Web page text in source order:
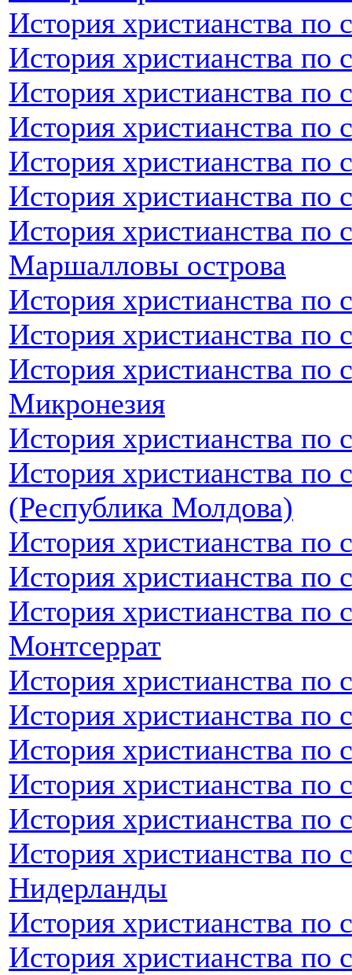
История христианства
История христианства
История христианства
История христианства
История христианства по
История христианства
История христианства по
Маршалловы острова
История христианства по
История христианства
История христианства по
Микронезия
История христианства
История христианства
(Республика Молдова)
История христианства
История христианства
История христианства по
Монтсеррат
История христианства
История христианства по
История христианства по
История христианства по
История христианства по
История христианства по
Нидерланды
История христианства по
История христианства по